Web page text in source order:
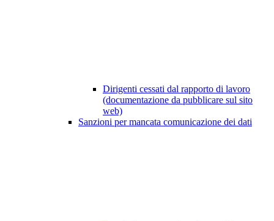
Dirigenti cessati dal rapporto di lavoro
(documentazione da pubblicare sul sito
web)
Sanzioni per mancata comunicazione dei dati